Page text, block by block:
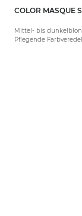
COLOR MASQUE
Mittel- bis
Pflegende